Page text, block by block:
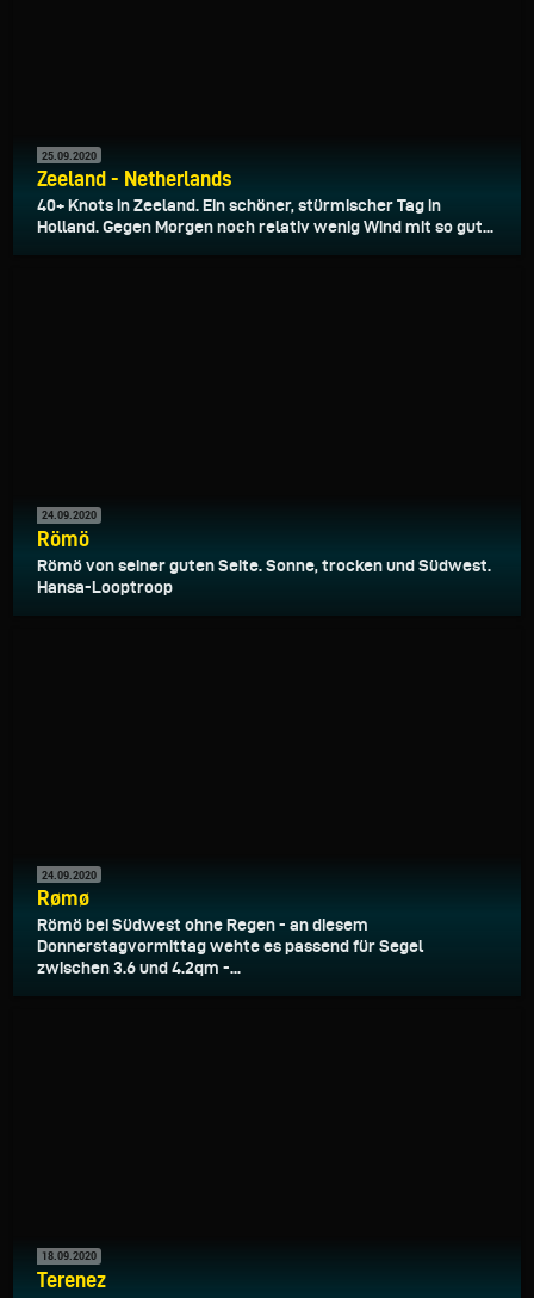
25.09.2020
Zeeland - Netherlands
40+ Knots in Zeeland. Ein schöner, stürmischer Tag in
Holland. Gegen Morgen noch relativ wenig Wind mit so gut...
24.09.2020
Römö
Römö von seiner guten Seite. Sonne, trocken und Südwest.
Hansa-Looptroop
24.09.2020
Rømø
Römö bei Südwest ohne Regen - an diesem
Donnerstagvormittag wehte es passend für Segel
zwischen 3.6 und 4.2qm -...
18.09.2020
Terenez